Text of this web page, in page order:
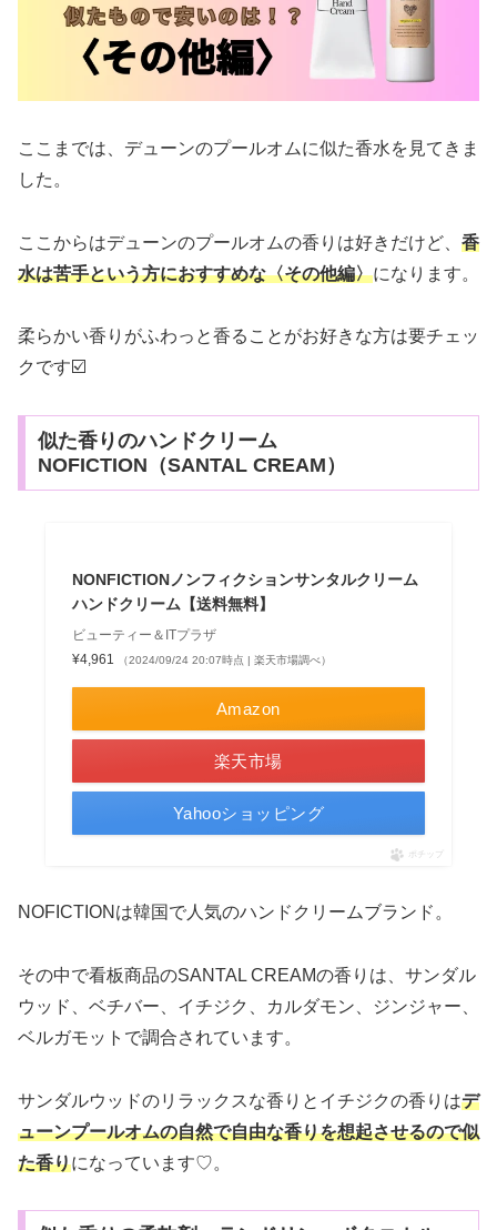
ここまでは、デューンのプールオムに似た香水を見てきま
した。
ここからはデューンのプールオムの香りは好きだけど、 香
水は苦手という方におすすめな〈その他編〉になります。
柔らかい香りがふわっと香ることがお好きな方は要チェッ
クです☑️
似た香りのハンドクリーム
NOFICTION（SANTAL CREAM）
NONFICTIONノンフィクションサンタルクリーム
ハンドクリーム【送料無料】
ビューティー＆ITプラザ
¥4,961
（2024/09/24 20:07時点 | 楽天市場調べ）
Amazon
楽天市場
Yahooショッピング
ポチップ
NOFICTIONは韓国で人気のハンドクリームブランド。
その中で看板商品のSANTAL CREAMの香りは、サンダル
ウッド、ベチバー、イチジク、カルダモン、ジンジャー、
ベルガモットで調合されています。
サンダルウッドのリラックスな香りとイチジクの香りはデ
ューンプールオムの自然で自由な香りを想起させるので似
た香りになっています♡。